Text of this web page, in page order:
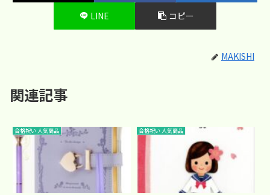
LINE コピー
MAKISHI
関連記事
合格祝い 人気商品 合格祝い 人気商品